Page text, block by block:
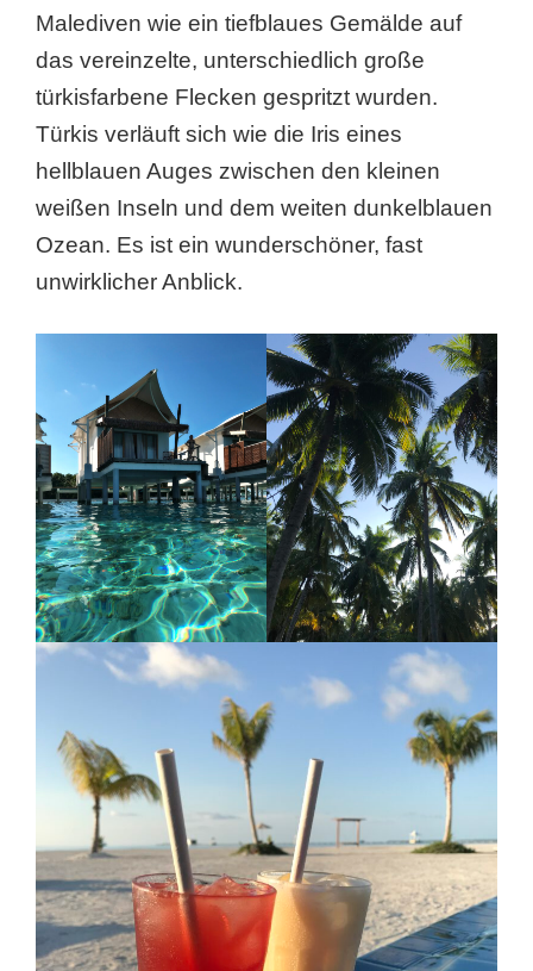
Malediven wie ein tiefblaues Gemälde auf
das vereinzelte, unterschiedlich große
türkisfarbene Flecken gespritzt wurden.
Türkis verläuft sich wie die Iris eines
hellblauen Auges zwischen den kleinen
weißen Inseln und dem weiten dunkelblauen
Ozean. Es ist ein wunderschöner, fast
unwirklicher Anblick.